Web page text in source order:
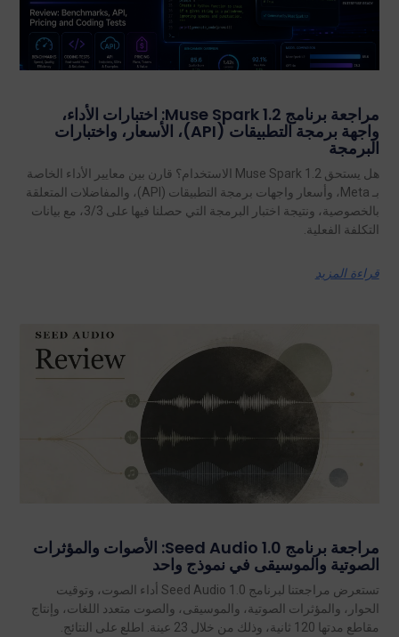
مراجعة برنامج Muse Spark 1.2: اختبارات الأداء،
واجهة برمجة التطبيقات (API)، الأسعار، واختبارات
البرمجة
هل يستحق Muse Spark 1.2 الاستخدام؟ قارن بين معايير الأداء الخاصة
بـ Meta، وأسعار واجهات برمجة التطبيقات (API)، والمفاضلات المتعلقة
بالخصوصية، ونتيجة اختبار البرمجة التي حصلنا فيها على 3/3، مع بيانات
التكلفة الفعلية.
قراءة المزيد
مراجعة برنامج Seed Audio 1.0: الأصوات والمؤثرات
الصوتية والموسيقى في نموذج واحد
تستعرض مراجعتنا لبرنامج Seed Audio 1.0 أداء الصوت، وتوقيت
الحوار، والمؤثرات الصوتية، والموسيقى، والصوت متعدد اللغات، وإنتاج
مقاطع مدتها 120 ثانية، وذلك من خلال 23 عينة. اطلع على النتائج.